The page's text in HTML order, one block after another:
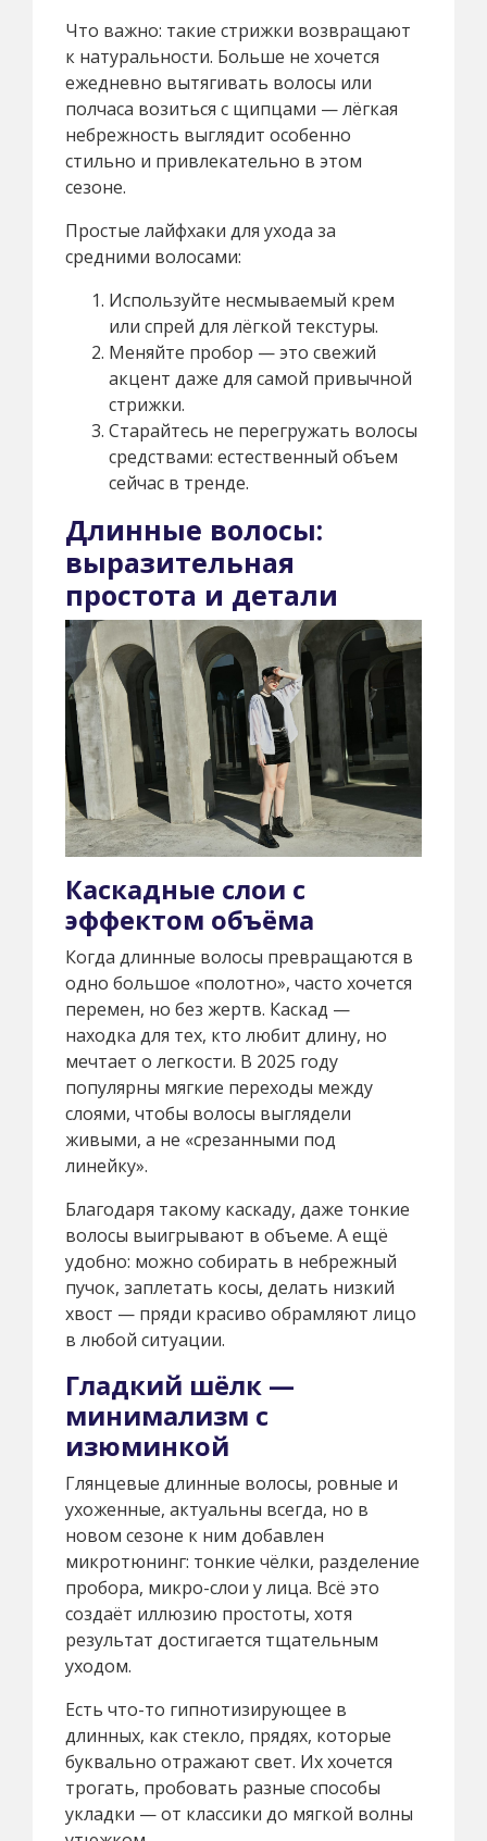
Что важно: такие стрижки возвращают
к натуральности. Больше не хочется
ежедневно вытягивать волосы или
полчаса возиться с щипцами — лёгкая
небрежность выглядит особенно
стильно и привлекательно в этом
сезоне.
Простые лайфхаки для ухода за
средними волосами:
Используйте несмываемый крем
или спрей для лёгкой текстуры.
Меняйте пробор — это свежий
акцент даже для самой привычной
стрижки.
Старайтесь не перегружать волосы
средствами: естественный объем
сейчас в тренде.
Длинные волосы:
выразительная
простота и детали
Каскадные слои с
эффектом объёма
Когда длинные волосы превращаются в
одно большое «полотно», часто хочется
перемен, но без жертв. Каскад —
находка для тех, кто любит длину, но
мечтает о легкости. В 2025 году
популярны мягкие переходы между
слоями, чтобы волосы выглядели
живыми, а не «срезанными под
линейку».
Благодаря такому каскаду, даже тонкие
волосы выигрывают в объеме. А ещё
удобно: можно собирать в небрежный
пучок, заплетать косы, делать низкий
хвост — пряди красиво обрамляют лицо
в любой ситуации.
Гладкий шёлк —
минимализм с
изюминкой
Глянцевые длинные волосы, ровные и
ухоженные, актуальны всегда, но в
новом сезоне к ним добавлен
микротюнинг: тонкие чёлки, разделение
пробора, микро-слои у лица. Всё это
создаёт иллюзию простоты, хотя
результат достигается тщательным
уходом.
Есть что-то гипнотизирующее в
длинных, как стекло, прядях, которые
буквально отражают свет. Их хочется
трогать, пробовать разные способы
укладки — от классики до мягкой волны